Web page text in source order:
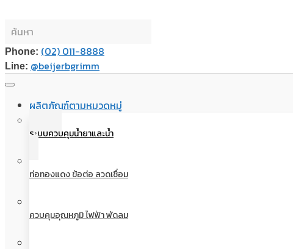
Phone: (02) 011-8888
Line: @beijerbgrimm
ผลิตภัณฑ์ตามหมวดหมู่
ระบบควบคุมน้ำยาและน้ำ
ท่อทองแดง ข้อต่อ ลวดเชื่อม
ควบคุมอุณหภูมิ ไฟฟ้า พัดลม